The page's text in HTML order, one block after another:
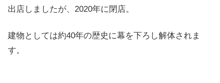
出店しましたが、2020年に閉店。
建物としては約40年の歴史に幕を下ろし解体されま
す。